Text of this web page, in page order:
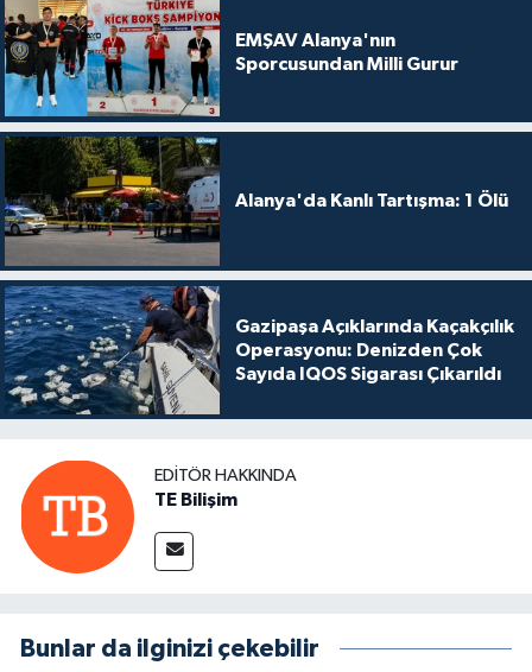
EMŞAV Alanya'nın
Sporcusundan Milli Gurur
Alanya'da Kanlı Tartışma: 1 Ölü
Gazipaşa Açıklarında Kaçakçılık
Operasyonu: Denizden Çok
Sayıda IQOS Sigarası Çıkarıldı
EDITÖR HAKKINDA
TE Bilişim
Bunlar da ilginizi çekebilir